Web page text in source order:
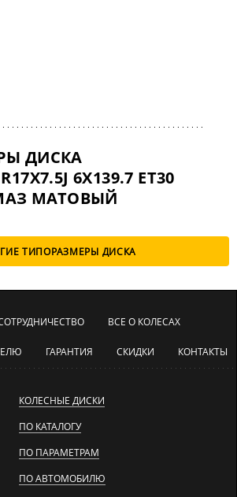
ДИСКА
6X139.7 ET30
МАТОВЫЙ
ТИПОРАЗМЕРЫ ДИСКА
ВСЕ О КОЛЕСАХ
ГАРАНТИЯ СКИДКИ КОНТАКТЫ
КОЛЕСНЫЕ ДИСКИ
ПО КАТАЛОГУ
ПО ПАРАМЕТРАМ
ПО АВТОМОБИЛЮ